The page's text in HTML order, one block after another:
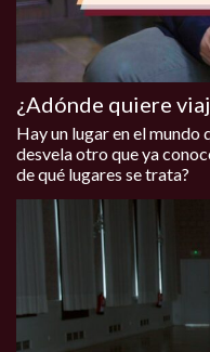
¿Adónde quiere
Hay un lugar en el mundo
desvela otro que ya
de qué lugares se trata?